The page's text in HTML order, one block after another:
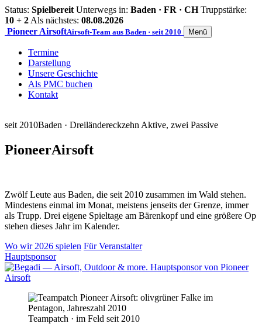
Status: Spielbereit Unterwegs in: Baden · FR · CH Truppstärke:
10 + 2 Als nächstes: 08.08.2026
Pioneer AirsoftAirsoft-Team aus Baden · seit 2010 Menü
Termine
Darstellung
Unsere Geschichte
Als PMC buchen
Kontakt
seit 2010Baden · Dreiländereckzehn Aktive, zwei Passive
PioneerAirsoft
Zwölf Leute aus Baden, die seit 2010 zusammen im Wald stehen.
Mindestens einmal im Monat, meistens jenseits der Grenze, immer
als Trupp. Drei eigene Spieltage am Bärenkopf und eine größere Op
stehen dieses Jahr im Kalender.
Wo wir 2026 spielen Für Veranstalter
Hauptsponsor
Teampatch · im Feld seit 2010